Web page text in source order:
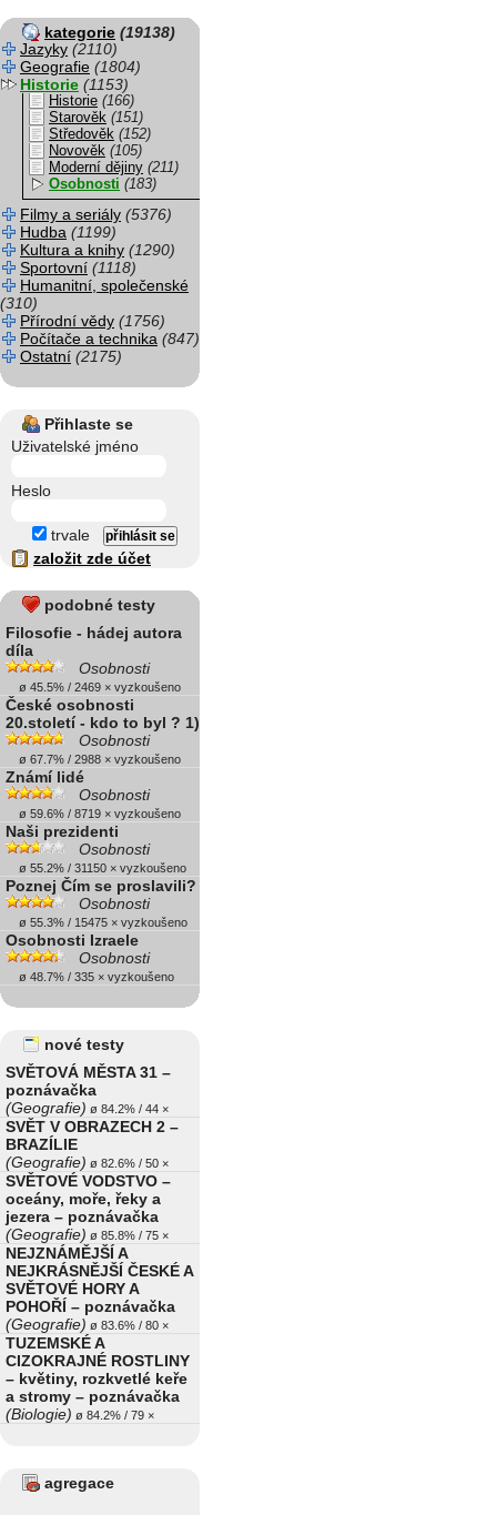
kategorie (19138)
Jazyky (2110)
Geografie (1804)
Historie (1153)
Historie (166)
Starověk (151)
Středověk (152)
Novověk (105)
Moderní dějiny (211)
Osobnosti (183)
Filmy a seriály (5376)
Hudba (1199)
Kultura a knihy (1290)
Sportovní (1118)
Humanitní, společenské
(310)
Přírodní vědy (1756)
Počítače a technika (847)
Ostatní (2175)
Přihlaste se
Uživatelské jméno
Heslo
trvale
založit zde účet
podobné testy
Filosofie - hádej autora
díla
Osobnosti
ø 45.5% / 2469 × vyzkoušeno
České osobnosti
20.století - kdo to byl ? 1)
Osobnosti
ø 67.7% / 2988 × vyzkoušeno
Známí lidé
Osobnosti
ø 59.6% / 8719 × vyzkoušeno
Naši prezidenti
Osobnosti
ø 55.2% / 31150 × vyzkoušeno
Poznej Čím se proslavili?
Osobnosti
ø 55.3% / 15475 × vyzkoušeno
Osobnosti Izraele
Osobnosti
ø 48.7% / 335 × vyzkoušeno
nové testy
SVĚTOVÁ MĚSTA 31 –
poznávačka
(Geografie) ø 84.2% / 44 ×
SVĚT V OBRAZECH 2 –
BRAZÍLIE
(Geografie) ø 82.6% / 50 ×
SVĚTOVÉ VODSTVO –
oceány, moře, řeky a
jezera – poznávačka
(Geografie) ø 85.8% / 75 ×
NEJZNÁMĚJŠÍ A
NEJKRÁSNĚJŠÍ ČESKÉ A
SVĚTOVÉ HORY A
POHOŘÍ – poznávačka
(Geografie) ø 83.6% / 80 ×
TUZEMSKÉ A
CIZOKRAJNÉ ROSTLINY
– květiny, rozkvetlé keře
a stromy – poznávačka
(Biologie) ø 84.2% / 79 ×
agregace